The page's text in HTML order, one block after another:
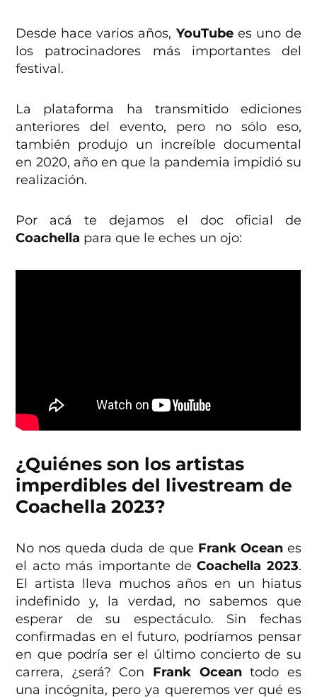
Desde hace varios años, YouTubees uno de
los patrocinadores más importantes del
festival.
La plataforma ha transmitido ediciones
anteriores del evento, pero no sólo eso,
también produjo un increíble documental
en 2020, año en que la pandemia impidió su
realización.
Por acá te dejamos el doc oficial de
Coachella para que le eches un ojo:
¿Quiénes son los artistas
imperdibles del livestream de
Coachella 2023?
No nos queda duda de que Frank Oceanes
el acto más importante deCoachella 2023.
El artista lleva muchos años en un hiatus
indefinido y, la verdad, no sabemos que
esperar de su espectáculo. Sin fechas
confirmadas en el futuro, podríamos pensar
en que podría ser el último concierto de su
carrera, ¿será? Con Frank Oceantodo es
una incógnita, pero ya queremos ver qué es